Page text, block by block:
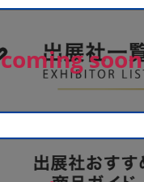
coming soon